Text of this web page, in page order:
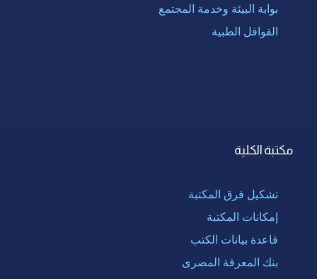
بوابة البيئة وخدمة المجتمع
القوافل الطبية
مكتبة الكلية
تشكيل فرق المكتبة
إمكانات المكتبة
قاعدة بيانات الكتب
بنك المعرفة المصرى